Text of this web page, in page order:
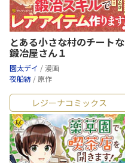
とある小さな村のチートな
鍛冶屋さん１
園太デイ / 漫画
夜船紡 / 原作
レジーナコミックス